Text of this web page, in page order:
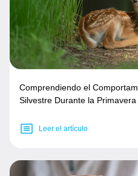
Comprendiendo el
Silvestre Durante la Primavera
Leer el artículo